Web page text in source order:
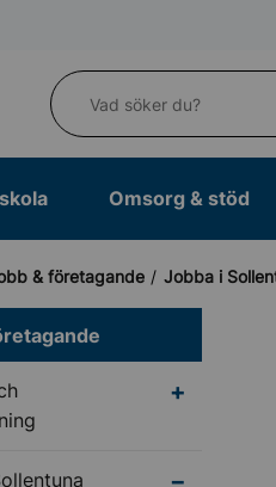
Vad söker du?
Omsorg & stöd
& företagande Jobba i